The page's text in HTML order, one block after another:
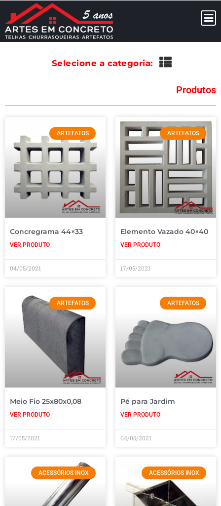
Selecione a categoria:
Produtos
ARTEFATOS
Concregrama 44×33
VER PRODUTO
04/05/2021
ARTEFATOS
Elemento Vazado 40×40
VER PRODUTO
17/05/2021
ARTEFATOS
Meio Fio 25x80x0,08
VER PRODUTO
17/05/2021
ARTEFATOS
Pé para Jardim
VER PRODUTO
04/05/2021
ACESSÓRIOS INOX ACESSÓRIOS INOX